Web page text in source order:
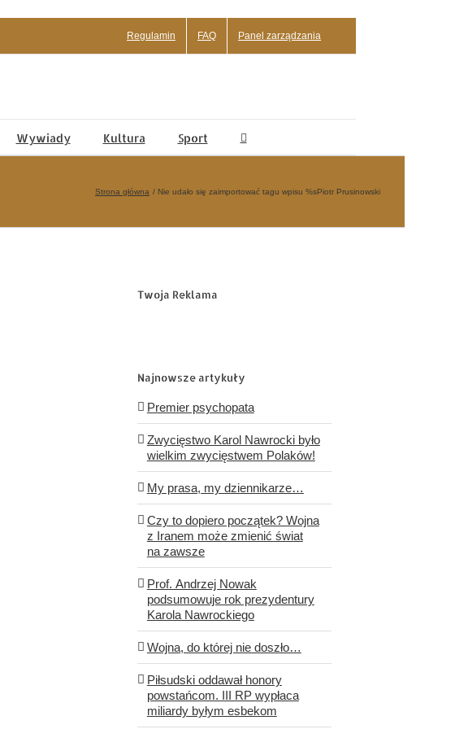
Regulamin FAQ Panel zarządzania
Wywiady Kultura Sport
Strona główna Nie udało się zaimportować tagu wpisu %sPiotr Prusinowski
Twoja Reklama
Najnowsze artykuły
Premier psychopata
Zwycięstwo Karol Nawrocki było
wielkim zwycięstwem Polaków!
My prasa, my dziennikarze…
Czy to dopiero początek? Wojna
z Iranem może zmienić świat
na zawsze
Prof. Andrzej Nowak
podsumowuje rok prezydentury
Karola Nawrockiego
Wojna, do której nie doszło…
Piłsudski oddawał honory
powstańcom. III RP wypłaca
miliardy byłym esbekom